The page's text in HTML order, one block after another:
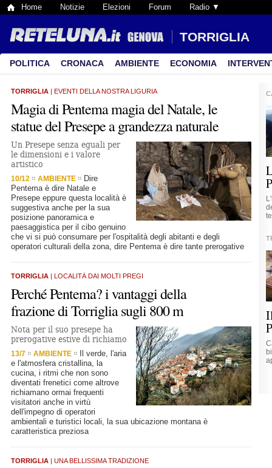
Home Notizie Elezioni Forum Radio ▼
TORRIGLIA
POLITICA CRONACA AMBIENTE ECONOMIA
TORRIGLIA | EVENTI DELLA NOSTRA LIGURIA
Magia di Pentema magia del Natale, le
statue del Presepe a grandezza naturale
Un Presepe senza eguali per
le dimensioni e i valore
artistico
10/12 AMBIENTE
Dire
Pentema è dire Natale e
Presepe eppure questa località è
suggestiva anche per la sua
posizione panoramica e
paesaggistica per il cibo genuino
che vi si può consumare per l'ospitalità degli abitanti e degli
operatori culturali della zona, dire Pentema è dire tante prerogative
TORRIGLIA | LOCALITÀ DAI MOLTI PREGI
Perché Pentema? i vantaggi della
frazione di Torriglia sugli 800 m
Nota per il suo presepe ha
prerogative estive di richiamo
13/7 AMBIENTE
Il verde, l'aria
e l'atmosfera cristallina, la
cucina, i ritmi che non sono
diventati frenetici come altrove
richiamano ormai frequenti
visitatori anche in virtù
dell'impegno di operatori
ambientali e turistici locali, la sua ubicazione montana è
caratteristica preziosa
TORRIGLIA | UNA BELLISSIMA TRADIZIONE